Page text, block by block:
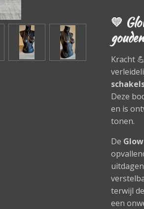
💛
Kracht
Deze
en is
tonen.
De
terwijl
een